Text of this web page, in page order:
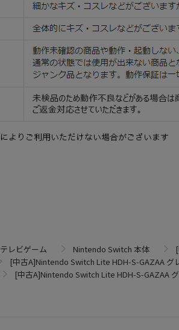
テレビゲーム Nintendo Switch 本体
[中古A]Nintendo Switch Lite HDH-S-GAZAA グ
[中古A]Nintendo Switch Lite HDH-S-GAZAA